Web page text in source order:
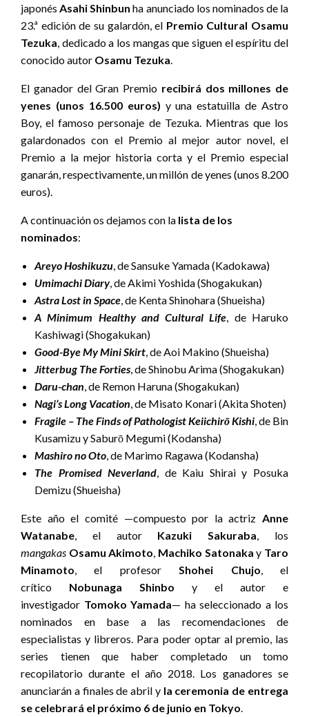
japonés Asahi Shinbun ha anunciado los nominados de la
23.ª edición de su galardón, el Premio Cultural Osamu
Tezuka , dedicado a los mangas que siguen el espíritu del
conocido autor Osamu Tezuka
El ganador del Gran Premio recibirá dos millones de
yenes (unos 16.500 euros) y una estatuilla de Astro
Boy, el famoso personaje de Tezuka. Mientras que los
galardonados con el Premio al mejor autor novel, el
Premio a la mejor historia corta y el Premio especial
ganarán, respectivamente, un millón de yenes (unos 8.200
euros).
A continuación os dejamos con la lista de los
nominados:
Areyo Hoshikuzu , de Sansuke Yamada (Kadokawa)
Umimachi Diary, de Akimi Yoshida (Shogakukan)
Astra Lost in Space , de Kenta Shinohara (Shueisha)
A Minimum Healthy and Cultural Life , de Haruko
Kashiwagi (Shogakukan)
Good-Bye My Mini Skirt , de Aoi Makino (Shueisha)
Jitterbug The Forties , de Shinobu Arima (Shogakukan)
Daru-chan , de Remon Haruna (Shogakukan)
Nagi’s Long Vacation , de Misato Konari (Akita Shoten)
Fragile – The Finds of Pathologist Keiichirō Kishi , de Bin
Kusamizu y Saburō Megumi (Kodansha)
Mashiro no Oto , de Marimo Ragawa (Kodansha)
The Promised Neverland , de Kaiu Shirai y Posuka
Demizu (Shueisha)
Este año el comité —compuesto por la actriz Anne
Watanabe , el autor Kazuki Sakuraba , los
mangakas Osamu Akimoto Machiko Satonaka y Taro
Minamoto , el profesor Shohei Chujo , el
crítico Nobunaga Shinbo y el autor e
investigador Tomoko Yamada— ha seleccionado a los
nominados en base a las recomendaciones de
especialistas y libreros. Para poder optar al premio, las
series tienen que haber completado un tomo
recopilatorio durante el año 2018. Los ganadores se
anunciarán a finales de abril y la ceremonia de entrega
se celebrará el próximo 6 de junio en Tokyo